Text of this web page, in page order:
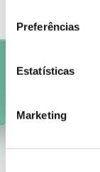
Preferências
Estatísticas
Marketing